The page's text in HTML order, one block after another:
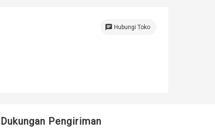
chat Hubungi Toko
Dukungan Pengiriman